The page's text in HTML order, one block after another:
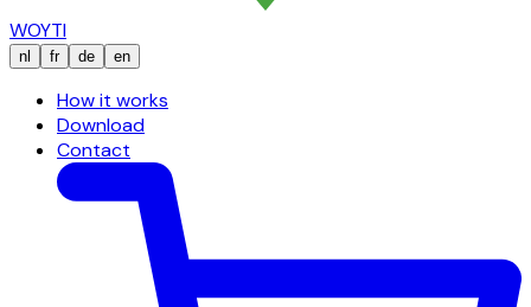
WOYTI
nl fr de en
How it works
Download
Contact